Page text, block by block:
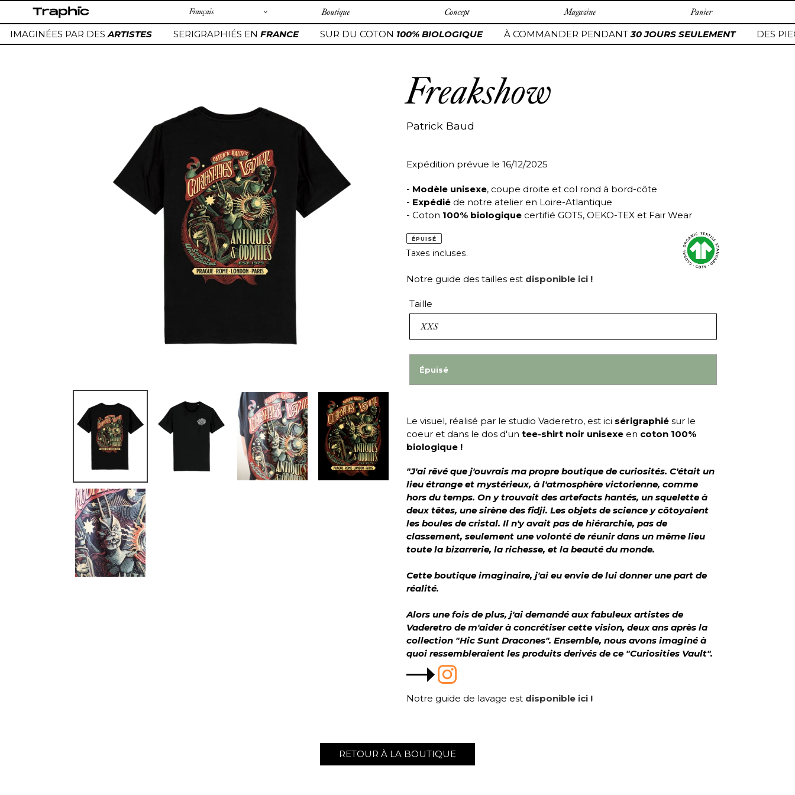
contenu
Boutique Concept Magazine Panier
IMAGINÉES PAR DESARTISTES SERIGRAPHIÉS ENFRANCE SUR DU COTON100% BIOLOGIQUE À COMMANDER PENDANT30 JOURS SEULEMENT DES
Freakshow
Patrick Baud
Expédition prévue le 16/12/2025
- Modèle unisexe, coupe droite et col rond à bord-côte
- Expédié de notre atelier en Loire-Atlantique
- Coton 100% biologique certifié GOTS, OEKO-TEX et Fair Wear
ÉPUISÉ
Taxes incluses.
Notre guide des tailles est disponible ici !
Taille
Épuisé
Le visuel, réalisé par le studio Vaderetro, est ici sérigraphié sur le
coeur et dans le dos d'un tee-shirt noir unisexe en coton 100%
biologique !
"J'ai rêvé que j'ouvrais ma propre boutique de curiosités. C'était un
lieu étrange et mystérieux, à l'atmosphère victorienne, comme
hors du temps. On y trouvait des artefacts hantés, un squelette à
deux têtes, une sirène des fidji. Les objets de science y côtoyaient
les boules de cristal. Il n'y avait pas de hiérarchie, pas de
classement, seulement une volonté de réunir dans un même lieu
toute la bizarrerie, la richesse, et la beauté du monde.
Cette boutique imaginaire, j'ai eu envie de lui donner une part de
réalité.
Alors une fois de plus, j'ai demandé aux fabuleux artistes de
Vaderetro de m'aider à concrétiser cette vision, deux ans après la
collection "Hic Sunt Dracones". Ensemble, nous avons imaginé à
quoi ressembleraient les produits derivés de ce "Curiosities Vault".
Notre guide de lavage est disponible ici !
RETOUR À LA BOUTIQUE